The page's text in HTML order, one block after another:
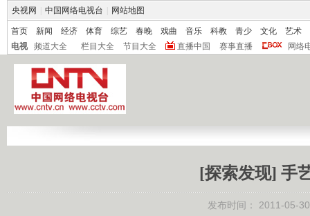
央视网 中国网络电视台 网站地图
首页 新闻 经济 体育 综艺 春晚 戏曲 音乐 科教 青少 文化
艺术
电视
频道大全 栏目大全 节目大全 直播中国 赛事直播 网络
[探索发现] 手
发布时间： 2011-05-